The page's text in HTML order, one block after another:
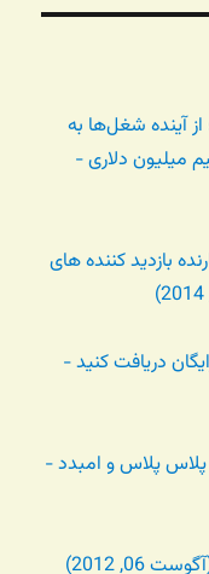
از آینده شغل‌ها به
میلیون دلاری -
شمارنده بازدید کننده های
دریافت کنید -
پلاس و امبدد -
2012)